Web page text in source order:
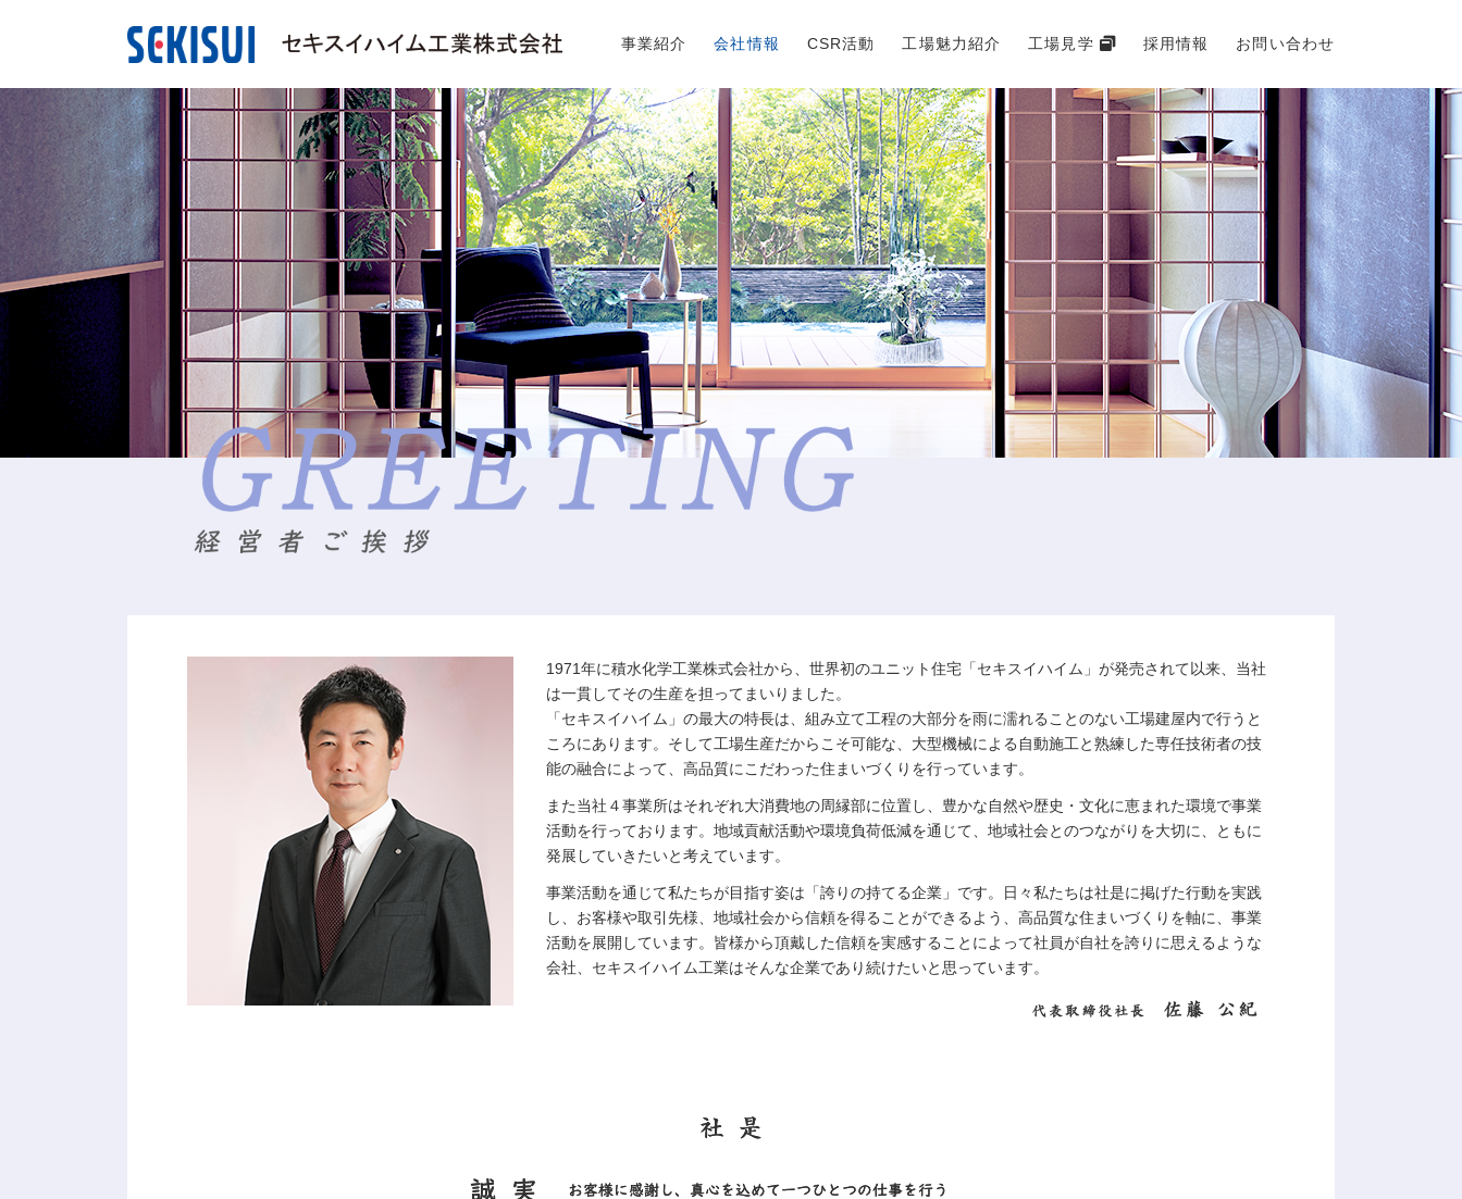
事業紹介 会社情報 CSR活動 工場魅力紹介 工場見学 採用情報 お問い合わせ
1971年に積水化学工業株式会社から、世界初のユニット住宅「セキスイハイム」が発売されて以来、当社
は一貫してその生産を担ってまいりました。
「セキスイハイム」の最大の特長は、組み立て工程の大部分を雨に濡れることのない工場建屋内で行うと
ころにあります。そして工場生産だからこそ可能な、大型機械による自動施工と熟練した専任技術者の技
能の融合によって、高品質にこだわった住まいづくりを行っています。
また当社４事業所はそれぞれ大消費地の周縁部に位置し、豊かな自然や歴史・文化に恵まれた環境で事業
活動を行っております。地域貢献活動や環境負荷低減を通じて、地域社会とのつながりを大切に、ともに
発展していきたいと考えています。
事業活動を通じて私たちが目指す姿は「誇りの持てる企業」です。日々私たちは社是に掲げた行動を実践
し、お客様や取引先様、地域社会から信頼を得ることができるよう、高品質な住まいづくりを軸に、事業
活動を展開しています。皆様から頂戴した信頼を実感することによって社員が自社を誇りに思えるような
会社、セキスイハイム工業はそんな企業であり続けたいと思っています。